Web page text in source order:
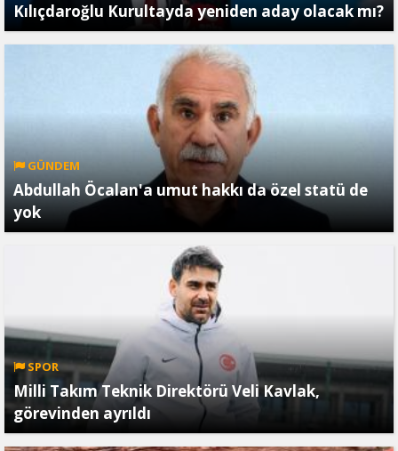
Kılıçdaroğlu Kurultayda yeniden aday olacak mı?
GÜNDEM
Abdullah Öcalan'a umut hakkı da özel statü de
yok
SPOR
Milli Takım Teknik Direktörü Veli Kavlak,
görevinden ayrıldı